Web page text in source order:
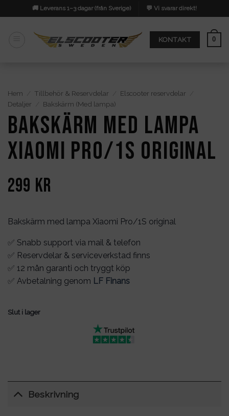
to
🚚 Leverans 1–3 dagar (från Sverige) 💬 Vi svarar direkt!
KONTAKT 0
Hem Tillbehör & Reservdelar Elscooter reservdelar
Detaljer
Bakskärm (Med lampa)
Bakskärm med lampa
Xiaomi Pro/1S original
299 kr
Bakskärm med lampa Xiaomi Pro/1S original
✅ Snabb support via mail & telefon
✅ Reservdelar & serviceverkstad finns
✅ 12 mån garanti och tryggt köp
✅ Avbetalning genom LF Finans
Slut i lager
Beskrivning